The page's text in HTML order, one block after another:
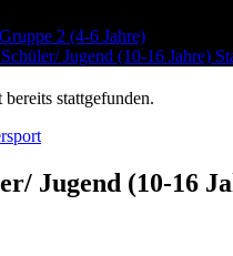
2 (4-6 Jahre)
Jugend (10-16 Jahre)
stattgefunden.
Jugend (10-16